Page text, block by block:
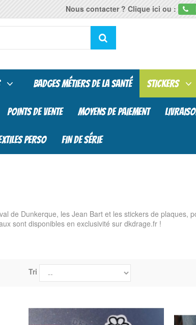
Nous contacter ? Clique ici ou :
BADGES MÉTIERS DE LA SANTÉ STICKERS
POINTS DE VENTE MOYENS DE PAIEMENT
PERSO FIN DE SÉRIE
de Dunkerque, les Jean Bart et les stickers de plaques,
sont disponibles en exclusivité sur dkdrage.fr !
Tri